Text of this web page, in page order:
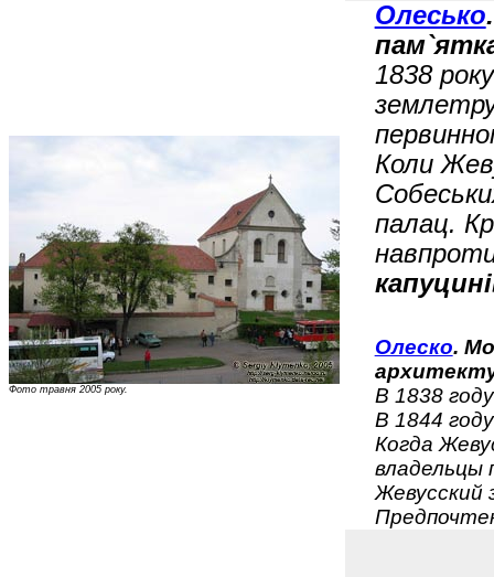
Фото травня 2005 року.
Олесько
1838
Коли
палац.
Олеско.
В 1838
В 1844
Когда
владельцы
Жевусский